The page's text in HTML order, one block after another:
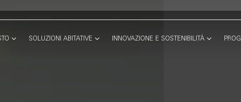
SOLUZIONI ABITATIVE INNOVAZIONE E SOSTENIBILITÀ